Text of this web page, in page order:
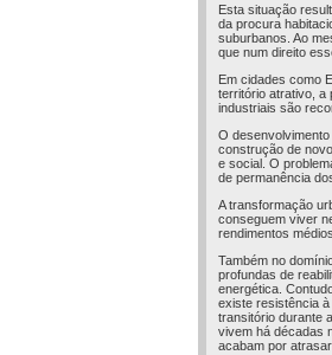
Esta situação
da procura
suburbanos. Ao
que num direito
Em cidades como
território atrativo, a
industriais são
O
construção de
e social. O
de permanência
A transformação
conseguem viver
rendimentos
Também no
profundas de
energética.
existe resistência
transitório durante
vivem há décadas
acabam por